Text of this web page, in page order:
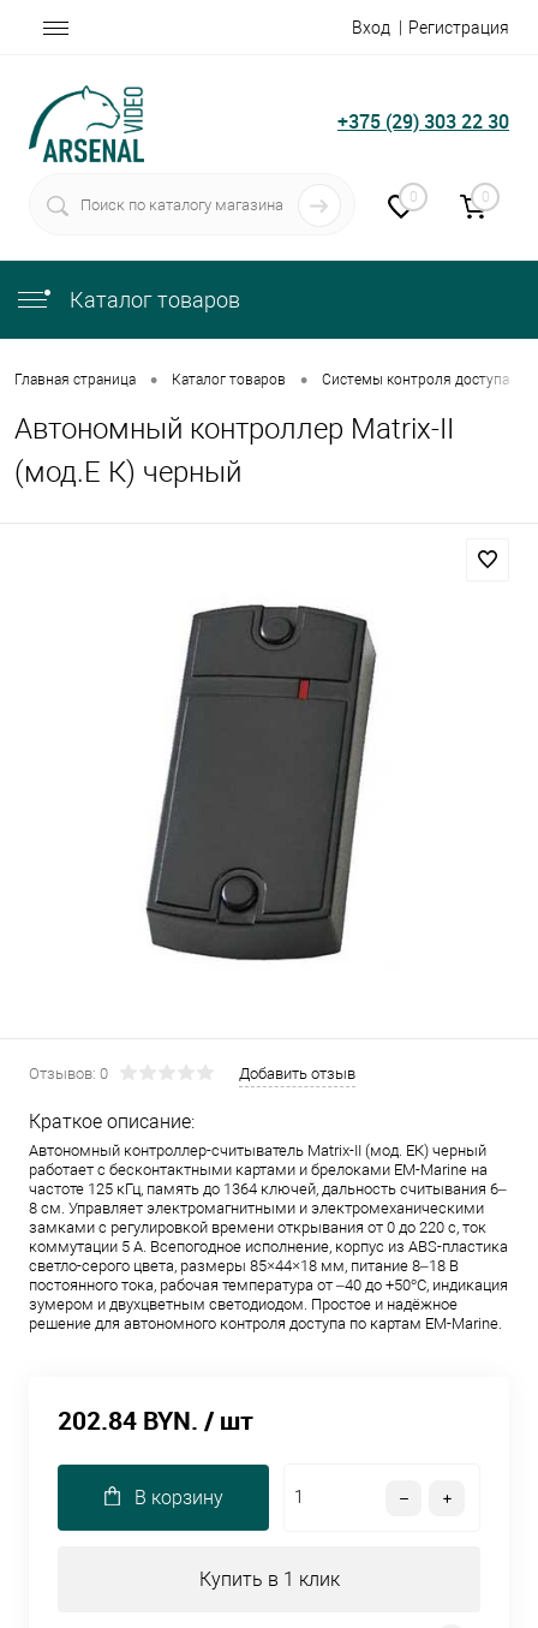
Вход Регистрация
+375 (29) 303 22 30
0 0
Каталог товаров
Главная страница • Каталог товаров • Системы контроля доступа
Автономный контроллер Matrix-II
(мод.Е К) черный
Отзывов: 0 Добавить отзыв
Краткое описание:
Автономный контроллер-считыватель Matrix-II (мод. ЕК) черный
работает с бесконтактными картами и брелоками EM-Marine на
частоте 125 кГц, память до 1364 ключей, дальность считывания 6–
8 см. Управляет электромагнитными и электромеханическими
замками с регулировкой времени открывания от 0 до 220 с, ток
коммутации 5 А. Всепогодное исполнение, корпус из ABS-пластика
светло-серого цвета, размеры 85×44×18 мм, питание 8–18 В
постоянного тока, рабочая температура от –40 до +50°C, индикация
зумером и двухцветным светодиодом. Простое и надёжное
решение для автономного контроля доступа по картам EM-Marine.
202.84 BYN. / шт
В корзину
Купить в 1 клик